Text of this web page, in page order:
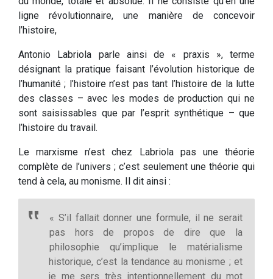
ligne révolutionnaire, une manière de concevoir
l’histoire,
Antonio Labriola parle ainsi de « praxis », terme
désignant la pratique faisant l’évolution historique de
l’humanité ; l’histoire n’est pas tant l’histoire de la lutte
des classes – avec les modes de production qui ne
sont saisissables que par l’esprit synthétique – que
l’histoire du travail.
Le marxisme n’est chez Labriola pas une théorie
complète de l’univers ; c’est seulement une théorie qui
tend à cela, au monisme. Il dit ainsi :
« S’il fallait donner une formule, il ne serait
pas hors de propos de dire que la
philosophie qu’implique le matérialisme
historique, c’est la tendance au monisme ; et
je me sers très intentionnellement du mot